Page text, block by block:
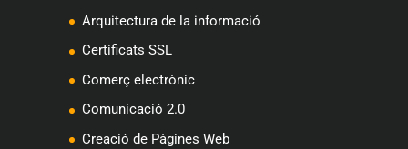
Arquitectura de la informació
Certificats SSL
Comerç electrònic
Comunicació 2.0
Creació de Pàgines Web